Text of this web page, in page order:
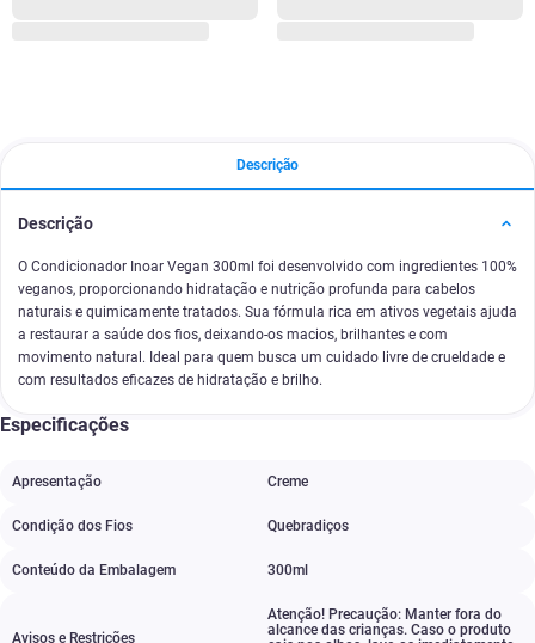
Descrição
Descrição
O Condicionador Inoar Vegan 300ml foi desenvolvido com ingredientes 100%
veganos, proporcionando hidratação e nutrição profunda para cabelos
naturais e quimicamente tratados. Sua fórmula rica em ativos vegetais ajuda
a restaurar a saúde dos fios, deixando-os macios, brilhantes e com
movimento natural. Ideal para quem busca um cuidado livre de crueldade e
com resultados eficazes de hidratação e brilho.
Especificações
Apresentação Creme
Condição dos Fios Quebradiços
Conteúdo da Embalagem 300ml
Avisos e Restrições
Atenção! Precaução: Manter fora do
alcance das crianças. Caso o produto